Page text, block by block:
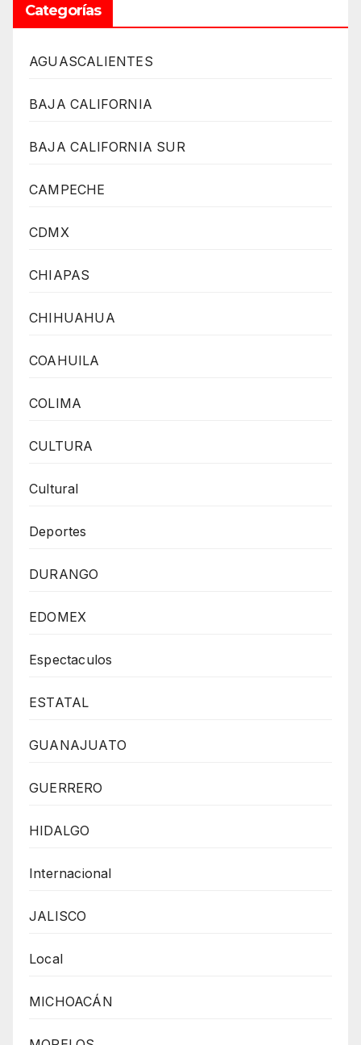
Categorías
AGUASCALIENTES
BAJA CALIFORNIA
BAJA CALIFORNIA SUR
CAMPECHE
CDMX
CHIAPAS
CHIHUAHUA
COAHUILA
COLIMA
CULTURA
Cultural
Deportes
DURANGO
EDOMEX
Espectaculos
ESTATAL
GUANAJUATO
GUERRERO
HIDALGO
Internacional
JALISCO
Local
MICHOACÁN